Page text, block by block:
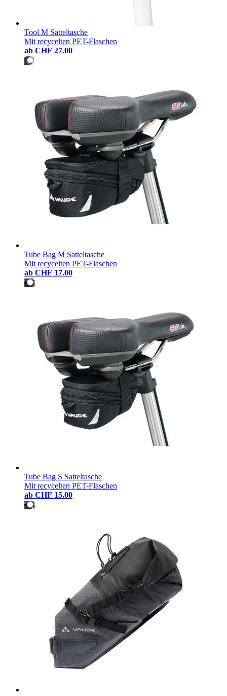
Tool M Satteltasche
Mit recycelten PET-Flaschen
ab CHF 27.00
Tube Bag M Satteltasche
Mit recycelten PET-Flaschen
ab CHF 17.00
Tube Bag S Satteltasche
Mit recycelten PET-Flaschen
ab CHF 15.00